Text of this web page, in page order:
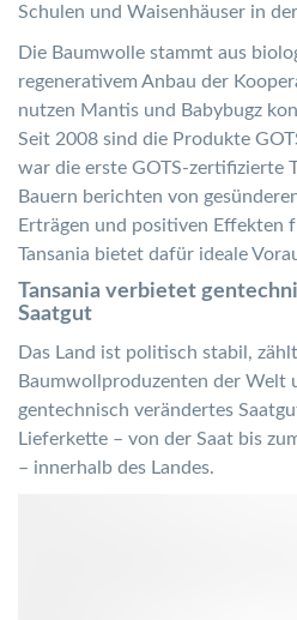
Schulen und Waisenhäuser in
Die Baumwolle stammt aus
regenerativem Anbau der
nutzen Mantis und Babybugz
Seit 2008 sind die Produkte
war die erste GOTS-zertifizierte
Bauern berichten von
Erträgen und positiven Effekten
Tansania bietet dafür ideale
Tansania verbietet
Saatgut
Das Land ist politisch stabil,
Baumwollproduzenten der Welt
gentechnisch verändertes
Lieferkette – von der Saat bis
– innerhalb des Landes.